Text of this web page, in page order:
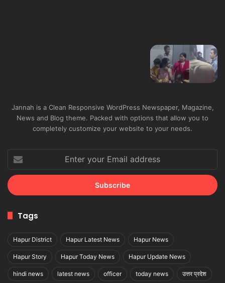
Jannah is a Clean Responsive WordPress Newspaper, Magazine,
News and Blog theme. Packed with options that allow you to
completely customize your website to your needs.
your
Email
address
Tags
Hapur District Hapur Latest News Hapur News
Hapur Story Hapur Today News Hapur Update News
hindi news latest news officer today news उत्तर प्रदेश